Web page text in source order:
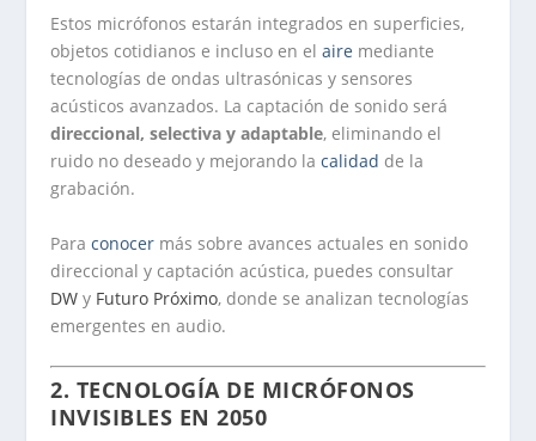
Estos micrófonos estarán integrados en superficies,
objetos cotidianos e incluso en elaire mediante
tecnologías de ondas ultrasónicas y sensores
acústicos avanzados. La captación de sonido será
direccional, selectiva y adaptable, eliminando el
ruido no deseado y mejorando lacalidad de la
grabación.
Paraconocer más sobre avances actuales en sonido
direccional y captación acústica, puedes consultar
DW y Futuro Próximo, donde se analizan tecnologías
emergentes en audio.
2. TECNOLOGÍA DE MICRÓFONOS
INVISIBLES EN 2050